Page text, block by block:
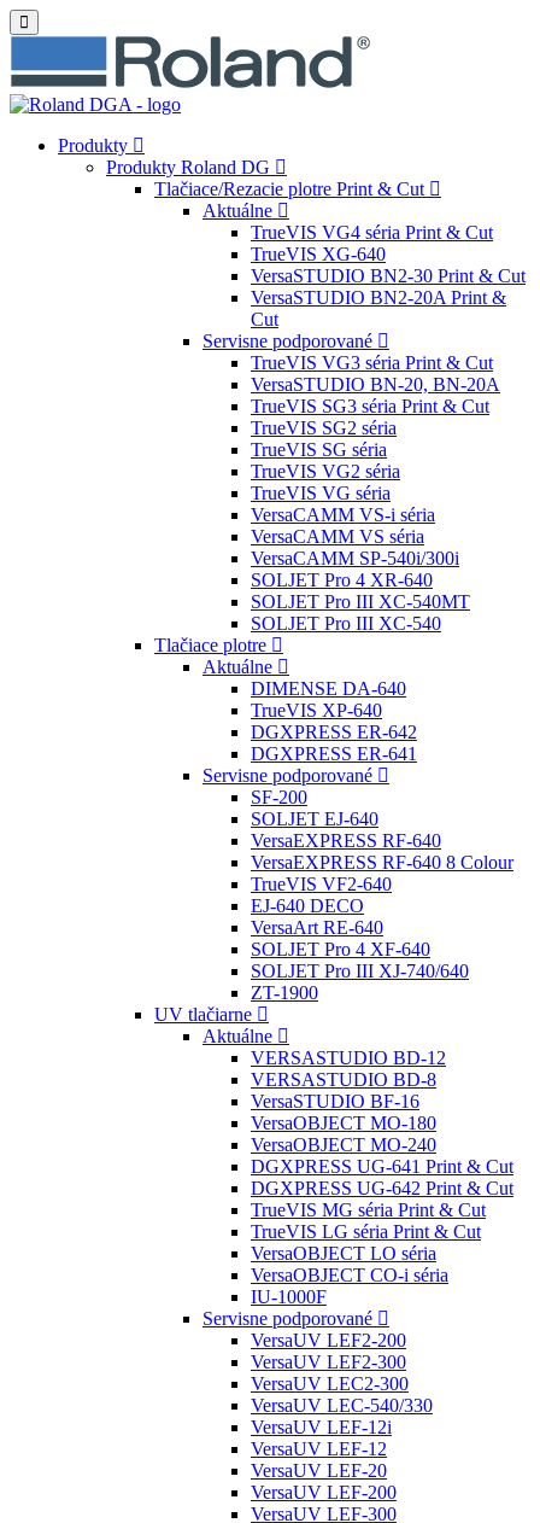
Produkty
Produkty Roland DG
Tlačiace/Rezacie plotre Print & Cut
Aktuálne
TrueVIS VG4 séria Print & Cut
TrueVIS XG-640
VersaSTUDIO BN2-30 Print & Cut
VersaSTUDIO BN2-20A Print &
Cut
Servisne podporované
TrueVIS VG3 séria Print & Cut
VersaSTUDIO BN-20, BN-20A
TrueVIS SG3 séria Print & Cut
TrueVIS SG2 séria
TrueVIS SG séria
TrueVIS VG2 séria
TrueVIS VG séria
VersaCAMM VS-i séria
VersaCAMM VS séria
VersaCAMM SP-540i/300i
SOLJET Pro 4 XR-640
SOLJET Pro III XC-540MT
SOLJET Pro III XC-540
Tlačiace plotre
Aktuálne
DIMENSE DA-640
TrueVIS XP-640
DGXPRESS ER-642
DGXPRESS ER-641
Servisne podporované
SF-200
SOLJET EJ-640
VersaEXPRESS RF-640
VersaEXPRESS RF-640 8 Colour
TrueVIS VF2-640
EJ-640 DECO
VersaArt RE-640
SOLJET Pro 4 XF-640
SOLJET Pro III XJ-740/640
ZT-1900
UV tlačiarne
Aktuálne
VERSASTUDIO BD-12
VERSASTUDIO BD-8
VersaSTUDIO BF-16
VersaOBJECT MO-180
VersaOBJECT MO-240
DGXPRESS UG-641 Print & Cut
DGXPRESS UG-642 Print & Cut
TrueVIS MG séria Print & Cut
TrueVIS LG séria Print & Cut
VersaOBJECT LO séria
VersaOBJECT CO-i séria
IU-1000F
Servisne podporované
VersaUV LEF2-200
VersaUV LEF2-300
VersaUV LEC2-300
VersaUV LEC-540/330
VersaUV LEF-12i
VersaUV LEF-12
VersaUV LEF-20
VersaUV LEF-200
VersaUV LEF-300